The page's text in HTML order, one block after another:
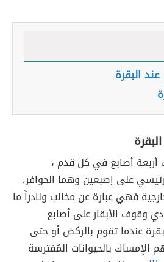
البقرة
أربعة أصابع في كل قدم ،
على إصبعين وهما الحوافر،
فهي عبارة عن مخالب ونادراً ما
وقوف الأبقار على أصابع
عندما تقوم بالركض أو حتى
الإمساك بالحيوانات المُفترسة